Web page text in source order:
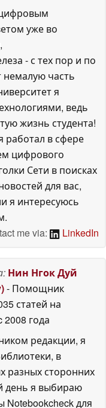
уже во
- с тех пор и по
немалую часть
я
ведь
жизнь студента!
работал в сфере
цифрового
Сети в поисках
для вас,
я интересуюсь
me via:
LinkedIn
Нин Нгок Дуй
- Помощник
статей на
2008 года
редакции, я
в
разных сторонних
день я выбираю
для